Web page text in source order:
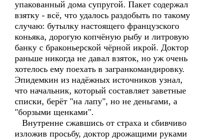
упакованный дома супругой. Пакет содержал
взятку - всё, что удалось раздобыть по такому
случаю: бутылку настоящего французского
коньяка, дорогую копчёную рыбу и литровую
банку с браконьерской чёрной икрой. Доктор
раньше никогда не давал взяток, но уж очень
хотелось ему поехать в загранкомандировку.
Эпидемкин из надёжных источников узнал,
что начальник, который составляет заветные
списки, берёт "на лапу", но не деньгами, а
"борзыми щенками".
Внутренне сжавшись от страха и сбивчиво
изложив просьбу, доктор дрожащими руками